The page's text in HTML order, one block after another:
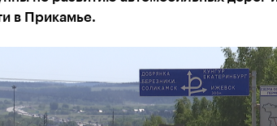
в Прикамье.